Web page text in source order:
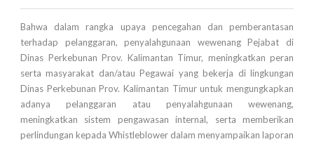
Bahwa dalam rangka upaya pencegahan dan pemberantasan
terhadap pelanggaran, penyalahgunaan wewenang Pejabat di
Dinas Perkebunan Prov. Kalimantan Timur, meningkatkan peran
serta masyarakat dan/atau Pegawai yang bekerja di lingkungan
Dinas Perkebunan Prov. Kalimantan Timur untuk mengungkapkan
adanya pelanggaran atau penyalahgunaan wewenang,
meningkatkan sistem pengawasan internal, serta memberikan
perlindungan kepada Whistleblower dalam menyampaikan laporan